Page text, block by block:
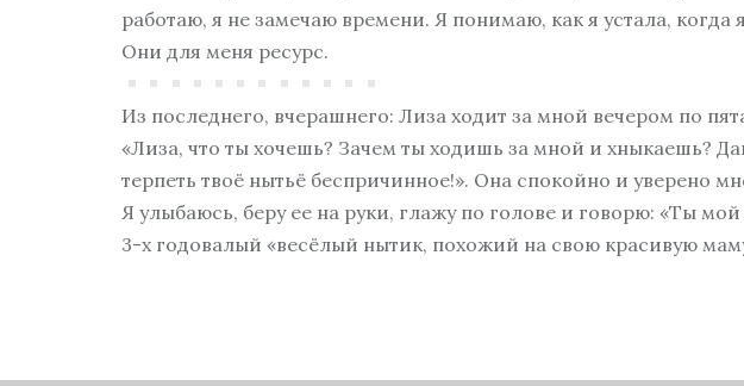
работаю, я не замечаю времени. Я понимаю, как я устала,
Они для меня ресурс.
Из последнего, вчерашнего: Лиза ходит за мной вечером по
«Лиза, что ты хочешь? Зачем ты ходишь за мной и хныкаешь?
терпеть твоё нытьё беспричинное!». Она спокойно и уверено
Я улыбаюсь, беру ее на руки, глажу по голове и говорю: «Ты
3-х годовалый «весёлый нытик, похожий на свою красивую